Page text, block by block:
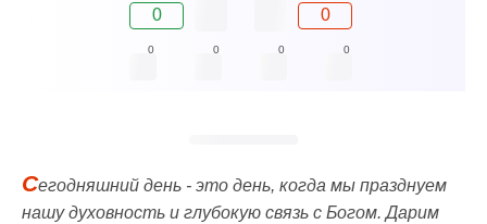
0 0
0 0 0 0
Сегодняшний день - это день, когда мы празднуем
нашу духовность и глубокую связь с Богом. Дарим